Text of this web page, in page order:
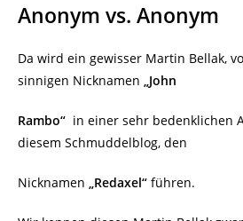
Anonym vs. Anonym
Da wird ein gewisser Martin Bellak,
sinnigen Nicknamen „John
Rambo“ in einer sehr bedenklichen
diesem Schmuddelblog, den
Nicknamen „Redaxel“ führen.